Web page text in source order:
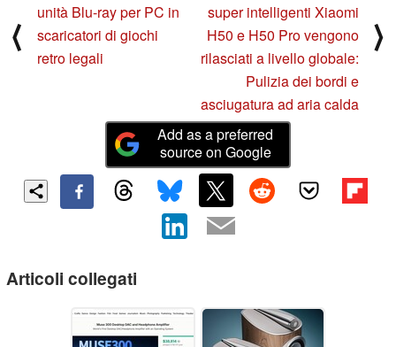
⟨
unità Blu-ray per PC in
scaricatori di giochi
retro legali
super intelligenti Xiaomi
H50 e H50 Pro vengono
rilasciati a livello globale:
Pulizia dei bordi e
asciugatura ad aria calda
⟩
Add as a preferred
source on Google
Articoli collegati